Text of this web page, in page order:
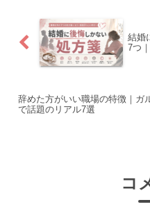
結婚
7つ
辞めた方がいい職場の特徴｜ガ
で話題のリアル7選
コ